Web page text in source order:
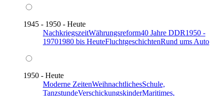
1945 - 1950 - Heute
NachkriegszeitWährungsreform40 Jahre DDR1950 -
19701980 bis HeuteFluchtgeschichtenRund ums Auto
1950 - Heute
Moderne ZeitenWeihnachtlichesSchule,
TanzstundeVerschickungskinderMaritimes,